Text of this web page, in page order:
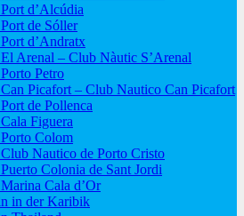
d’Alcúdia
de Sóller
d’Andratx
Arenal – Club Nàutic S’Arenal
Petro
Picafort – Club Nautico Can Picafort
de Pollenca
Figuera
Colom
Nautico de Porto Cristo
Colonia de Sant Jordi
Cala d’Or
in der Karibik